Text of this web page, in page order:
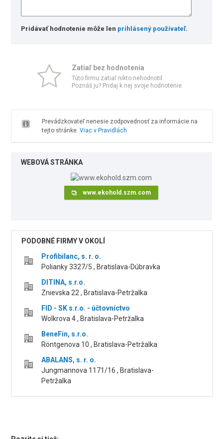
Pridávať hodnotenie môže len prihlásený používateľ.
Zatiaľ bez hodnotenia
Túto firmu zatiaľ nikto nehodnotil.
Poznáš ju? Pridaj k nej svoje hodnotenie.
Prevádzkovateľ nenesie zodpovednosť za informácie na
tejto stránke. Viac v Pravidlách
WEBOVÁ STRÁNKA
www.ekohold.szm.com
PODOBNÉ FIRMY V OKOLÍ
Profibilanc, s. r. o.
Polianky 3327/5 , Bratislava-Dúbravka
DITINA, s.r.o.
Znievska 22 , Bratislava-Petržalka
FID - SK s.r.o. - účtovníctvo
Wolkrova 4 , Bratislava-Petržalka
BeneFin, s.r.o.
Röntgenova 10 , Bratislava-Petržalka
ABALANS, s. r. o.
Jungmannova 1171/16 , Bratislava-
Petržalka